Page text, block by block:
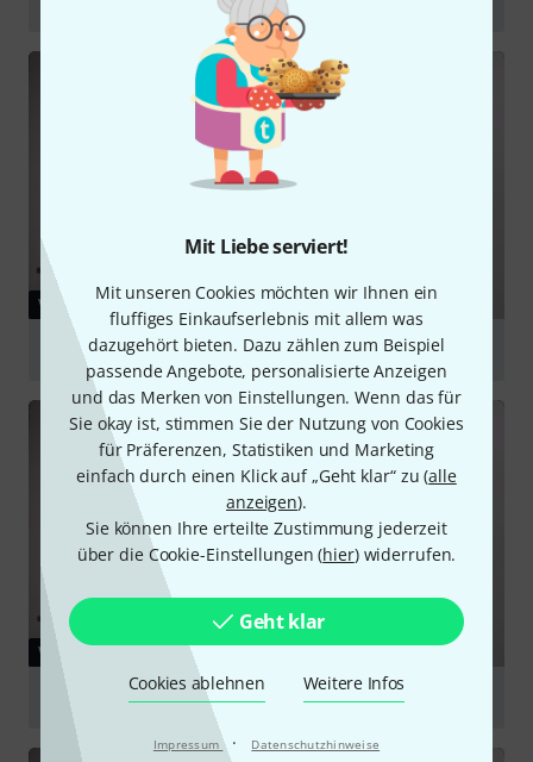
Mit Liebe serviert!
Mit unseren Cookies möchten wir Ihnen ein
fluffiges Einkaufserlebnis mit allem was
dazugehört bieten. Dazu zählen zum Beispiel
passende Angebote, personalisierte Anzeigen
und das Merken von Einstellungen. Wenn das für
Sie okay ist, stimmen Sie der Nutzung von Cookies
für Präferenzen, Statistiken und Marketing
einfach durch einen Klick auf „Geht klar“ zu (alle
anzeigen).
Sie können Ihre erteilte Zustimmung jederzeit
über die Cookie-Einstellungen (hier) widerrufen.
Geht klar
Cookies ablehnen Weitere Infos
Impressum · Datenschutzhinweise
VIDEO
Zultan 16 Orchesterbecken
abspielen
VIDEO
Zultan 20 Orchesterbecken